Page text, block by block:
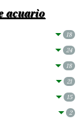
acuario
18
24
18
21
15
2